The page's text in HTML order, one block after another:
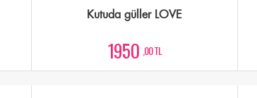
Kutuda güller LOVE
1950 ,00 TL